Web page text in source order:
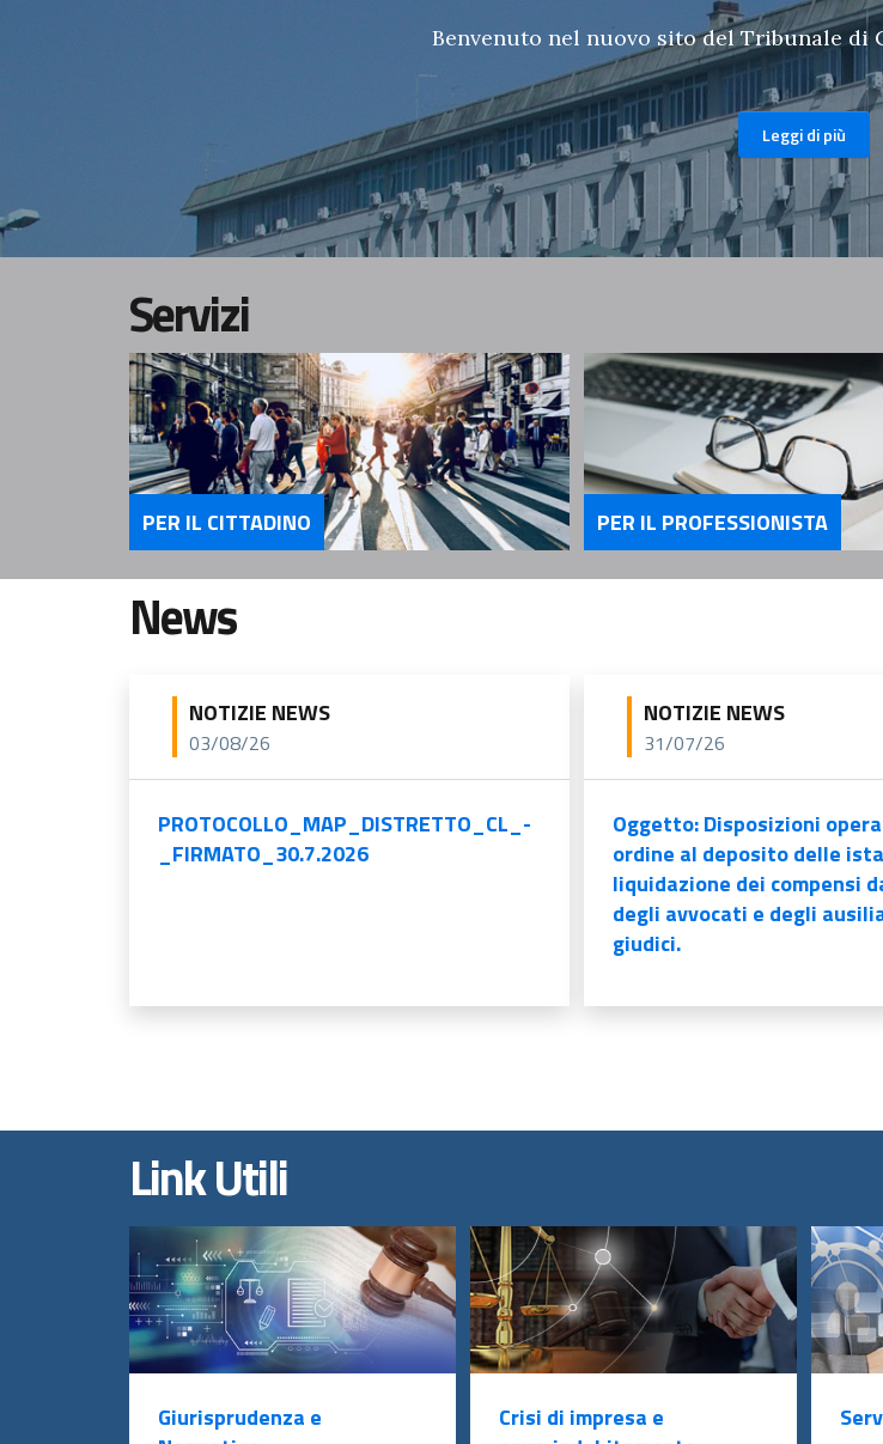
Benvenuto nel nuovo sito del Tribunale di
Leggi di più
Servizi
Servizi Per il cittadino
PER IL CITTADINO
Servizi Per il
PER IL PROFESSIONISTA
News
NOTIZIE NEWS
03/08/26
PROTOCOLLO_MAP_DISTRETTO_CL_-
_FIRMATO_30.7.2026
NOTIZIE NEWS
31/07/26
Oggetto: Disposizioni
ordine al deposito delle
liquidazione dei compensi
degli avvocati e degli
giudici.
Link Utili
Giurisprudenza e
Crisi di impresa e